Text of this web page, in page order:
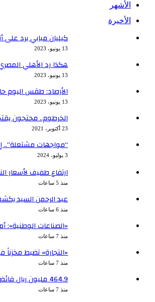
الأشهر
الأخيرة
كيليان مبابي يرد على
13 يونيو، 2023
هكذا رد الأهلي
13 يونيو، 2023
الأرصاد: طقس اليوم
13 يونيو، 2023
الخرطوم.. محتجون
23 أكتوبر، 2021
“مواجهات مشتعلة”..
3 يوليو، 2024
ارتفاع طفيف لأسعار
منذ 5 ساعات
عبد الرحمن السيد
منذ 6 ساعات
«الصناعات الوطنية»: أمر
منذ 7 ساعات
«التجارة» تضبط
منذ 7 ساعات
464.9 مليون ريال فائض الميزان التجاري غير النفطي للسعودية مع الكويت بمايو
منذ 7 ساعات